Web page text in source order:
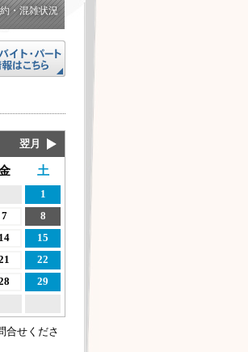
・混雑状況
翌月
土
1
7
8
14
15
22
29
合せくださ